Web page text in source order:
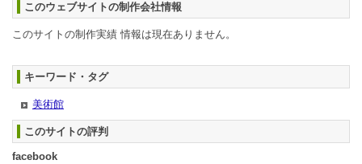
このウェブサイトの制作会社情報
このサイトの制作実績 情報は現在ありません。
キーワード・タグ
美術館
このサイトの評判
facebook